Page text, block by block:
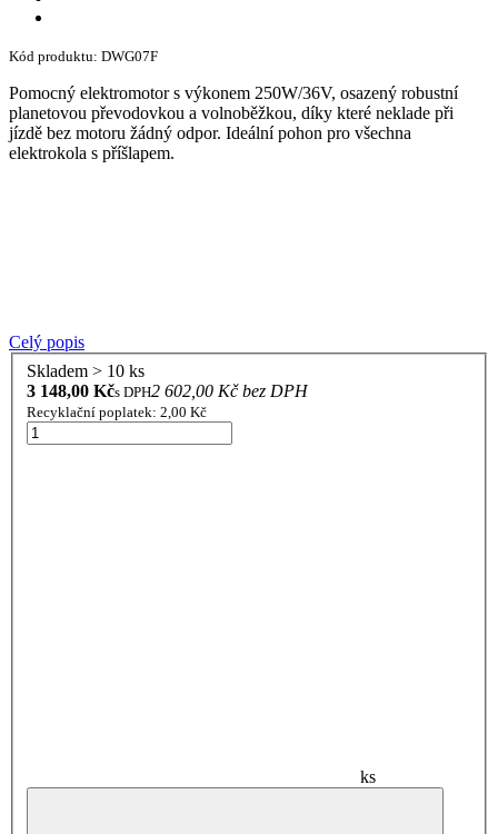
Kód produktu: DWG07F
Pomocný elektromotor s výkonem 250W/36V, osazený robustní
planetovou převodovkou a volnoběžkou, díky které neklade při
jízdě bez motoru žádný odpor. Ideální pohon pro všechna
elektrokola s příšlapem.
Celý popis
Skladem > 10 ks
3 148,00 Kčs DPH2 602,00 Kč bez DPH
Recyklační poplatek: 2,00 Kč
ks